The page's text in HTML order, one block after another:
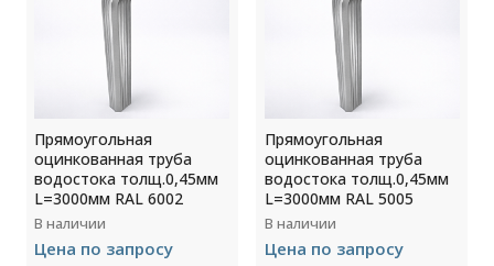
Прямоугольная
оцинкованная труба
водостока толщ.0,45мм
L=3000мм RAL 6002
В наличии
Цена по запросу
Прямоугольная
оцинкованная труба
водостока толщ.0,45мм
L=3000мм RAL 5005
В наличии
Цена по запросу